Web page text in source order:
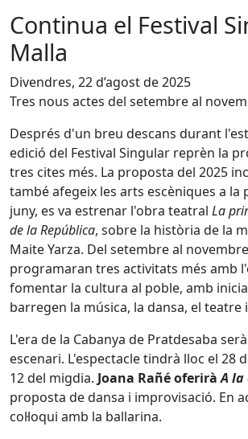
Continua el Festival
Malla
Divendres, 22 d’agost de 2025
Tres nous actes del setembre al
Després d'un breu descans durant
edició del Festival Singular reprèn la
tres cites més. La proposta del 2025
també afegeix les arts escèniques a la
juny, es va estrenar l'obra teatral La
de la República, sobre la història de la
Maite Yarza. Del setembre al
programaran tres activitats més amb
fomentar la cultura al poble, amb
barregen la música, la dansa, el teatre
L'era de la Cabanya de Pratdesaba
escenari. L'espectacle tindrà lloc el 28
12 del migdia. Joana Rañé oferiràA
proposta de dansa i improvisació. En
col·loqui amb la ballarina.